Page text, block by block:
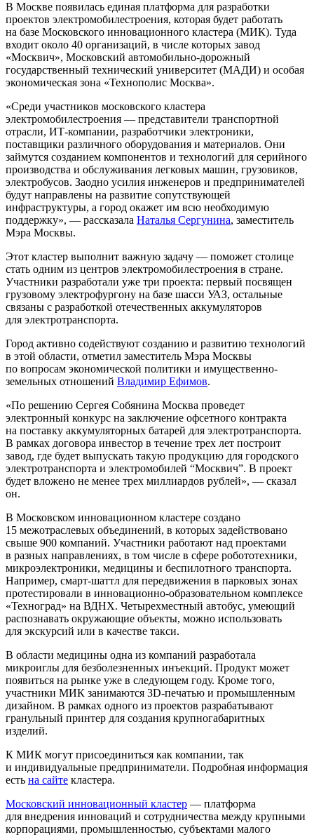
В Москве появилась единая платформа для разработки
проектов электромобилестроения, которая будет работать
на базе Московского инновационного кластера (МИК). Туда
входит около 40 организаций, в числе которых завод
«Москвич», Московский автомобильно-дорожный
государственный технический университет (МАДИ) и особая
экономическая зона «Технополис Москва».
«Среди участников московского кластера
электромобилестроения — представители транспортной
отрасли, ИТ-компании, разработчики электроники,
поставщики различного оборудования и материалов. Они
займутся созданием компонентов и технологий для серийного
производства и обслуживания легковых машин, грузовиков,
электробусов. Заодно усилия инженеров и предпринимателей
будут направлены на развитие сопутствующей
инфраструктуры, а город окажет им всю необходимую
поддержку», — рассказала Наталья Сергунина, заместитель
Мэра Москвы.
Этот кластер выполнит важную задачу — поможет столице
стать одним из центров электромобилестроения в стране.
Участники разработали уже три проекта: первый посвящен
грузовому электрофургону на базе шасси УАЗ, остальные
связаны с разработкой отечественных аккумуляторов
для электротранспорта.
Город активно содействуют созданию и развитию технологий
в этой области, отметил заместитель Мэра Москвы
по вопросам экономической политики и имущественно-
земельных отношений Владимир Ефимов.
«По решению Сергея Собянина Москва проведет
электронный конкурс на заключение офсетного контракта
на поставку аккумуляторных батарей для электротранспорта.
В рамках договора инвестор в течение трех лет построит
завод, где будет выпускать такую продукцию для городского
электротранспорта и электромобилей “Москвич”. В проект
будет вложено не менее трех миллиардов рублей», — сказал
он.
В Московском инновационном кластере создано
15 межотраслевых объединений, в которых задействовано
свыше 900 компаний. Участники работают над проектами
в разных направлениях, в том числе в сфере робототехники,
микроэлектроники, медицины и беспилотного транспорта.
Например, смарт-шаттл для передвижения в парковых зонах
протестировали в инновационно-образовательном комплексе
«Техноград» на ВДНХ. Четырехместный автобус, умеющий
распознавать окружающие объекты, можно использовать
для экскурсий или в качестве такси.
В области медицины одна из компаний разработала
микроиглы для безболезненных инъекций. Продукт может
появиться на рынке уже в следующем году. Кроме того,
участники МИК занимаются 3D-печатью и промышленным
дизайном. В рамках одного из проектов разрабатывают
гранульный принтер для создания крупногабаритных
изделий.
К МИК могут присоединиться как компании, так
и индивидуальные предприниматели. Подробная информация
есть на сайте кластера.
Московский инновационный кластер — платформа
для внедрения инноваций и сотрудничества между крупными
корпорациями, промышленностью, субъектами малого